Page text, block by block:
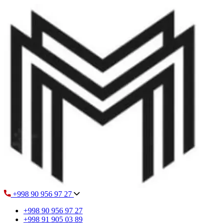
+998 90 956 97 27
+998 90 956 97 27
+998 91 905 03 89